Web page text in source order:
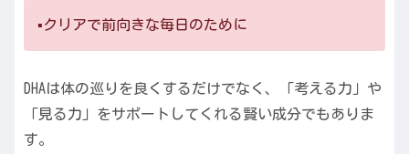
▪️クリアで前向きな毎日のために
DHAは体の巡りを良くするだけでなく、「考える力」や
「見る力」をサポートしてくれる賢い成分でもありま
す。